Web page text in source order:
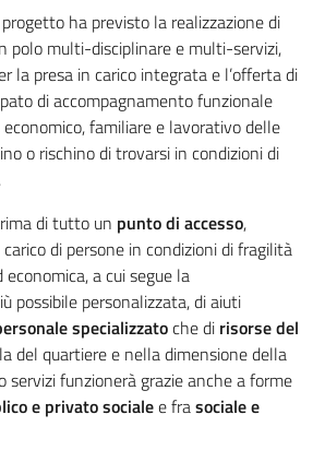
ha previsto la realizzazione di
polo multi-disciplinare e multi-servizi,
la presa in carico integrata e l’offerta di
di accompagnamento funzionale
familiare e lavorativo delle
o rischino di trovarsi in condizioni di
di tutto un punto di accesso,
di persone in condizioni di fragilità
a cui segue la
possibile personalizzata, di aiuti
specializzatoche di risorse del
del quartiere e nella dimensione della
servizi funzionerà grazie anche a forme
e privato socialee frasociale e